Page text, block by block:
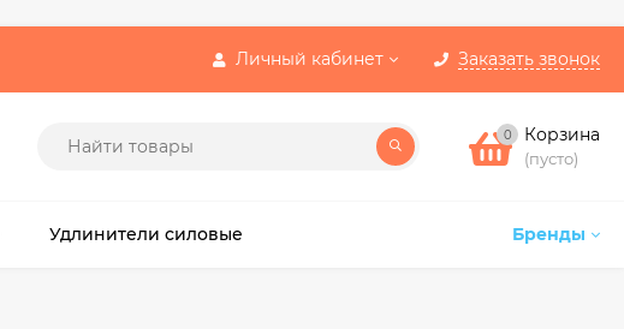
Личный кабинет Заказать звонок
0 Корзина
(пусто)
Бренды
Удлинители силовые